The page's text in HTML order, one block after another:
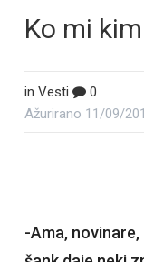
Ko mi
in Vesti
0
Ažurirano 11/09/
-Ama,